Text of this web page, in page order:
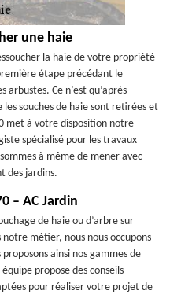
une haie
la haie de votre propriété
étape précédant le
arbustes. Ce n’est qu’après
les souches de haie sont retirées et
met à votre disposition notre
spécialisé pour les travaux
à même de mener avec
des jardins.
– AC Jardin
de haie ou d’arbre sur
métier, nous nous occupons
ainsi nos gammes de
propose des conseils
pour réaliser votre projet de